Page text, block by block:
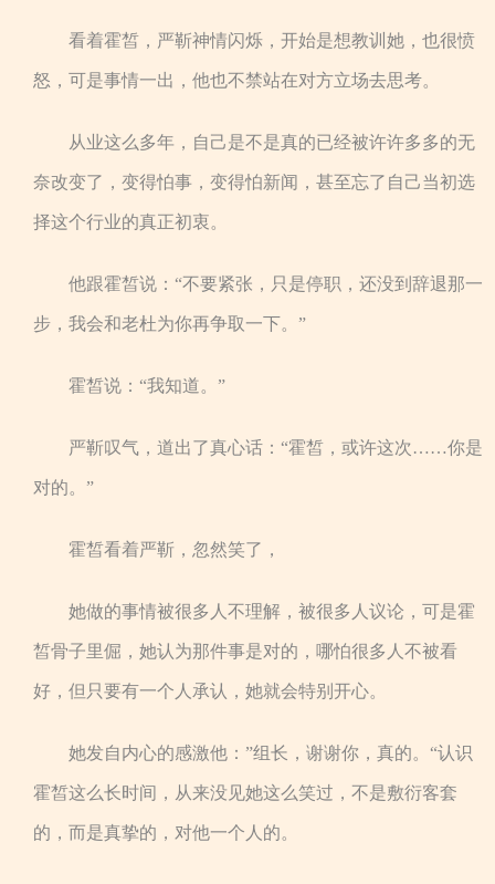
看着霍皙，严靳神情闪烁，开始是想教训她，也很愤
怒，可是事情一出，他也不禁站在对方立场去思考。
从业这么多年，自己是不是真的已经被许许多多的无
奈改变了，变得怕事，变得怕新闻，甚至忘了自己当初选
择这个行业的真正初衷。
他跟霍皙说：“不要紧张，只是停职，还没到辞退那一
步，我会和老杜为你再争取一下。”
霍皙说：“我知道。”
严靳叹气，道出了真心话：“霍皙，或许这次……你是
对的。”
霍皙看着严靳，忽然笑了，
她做的事情被很多人不理解，被很多人议论，可是霍
皙骨子里倔，她认为那件事是对的，哪怕很多人不被看
好，但只要有一个人承认，她就会特别开心。
她发自内心的感激他：”组长，谢谢你，真的。“认识
霍皙这么长时间，从来没见她这么笑过，不是敷衍客套
的，而是真挚的，对他一个人的。